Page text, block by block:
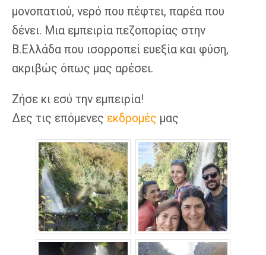
μονοπατιού, νερό που πέφτει, παρέα που
δένει. Μια εμπειρία πεζοπορίας στην
B.Ελλάδα που ισορροπεί ευεξία και φύση,
ακριβώς όπως μας αρέσει.
Ζήσε κι εσύ την εμπειρία!
Δες τις επόμενες εκδρομές μας